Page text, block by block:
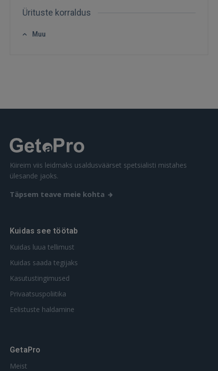
 Sign in with Apple
REGISTREERIMINE
Ürituste korraldus
Muu
Kiireim viis leidmaks usaldusväärset spetsialisti mistahes
ülesande jaoks.
Täpsem teave meie kohta
Kuidas see töötab
Kuidas luua tellimust
Kuidas saada tegijaks
Kasutustingimused
Privaatsuspoliitika
Eelistuste haldamine
GetaPro
Meist